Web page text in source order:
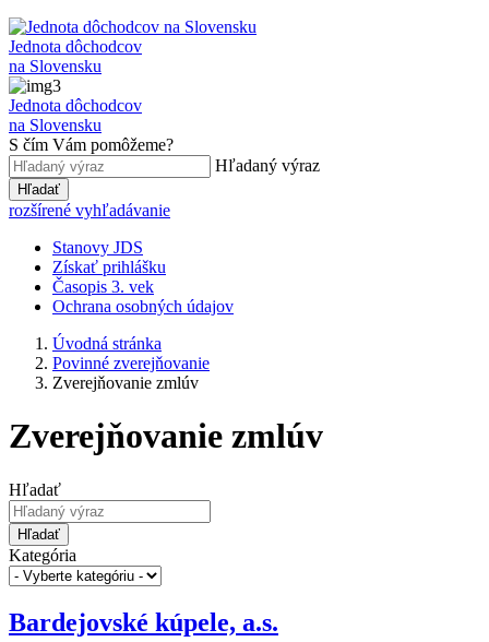
Jednota dôchodcov
na Slovensku
Jednota dôchodcov
na Slovensku
S čím Vám pomôžeme?
Hľadaný výraz
Hľadať
rozšírené vyhľadávanie
Stanovy JDS
Získať prihlášku
Časopis 3. vek
Ochrana osobných údajov
Úvodná stránka
Povinné zverejňovanie
Zverejňovanie zmlúv
Zverejňovanie zmlúv
Hľadať
Hľadať
Kategória
Bardejovské kúpele, a.s.